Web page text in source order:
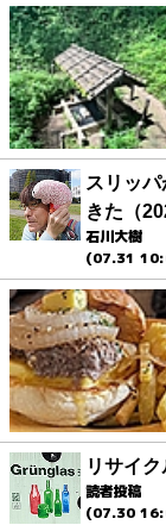
スリッ
きた（
石川大樹
(07.31
リサイ
読者投稿
(07.30